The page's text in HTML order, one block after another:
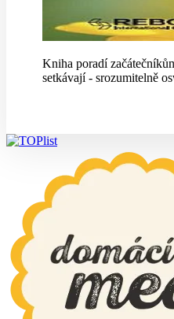
Kniha poradí
setkávají - srozumitelně